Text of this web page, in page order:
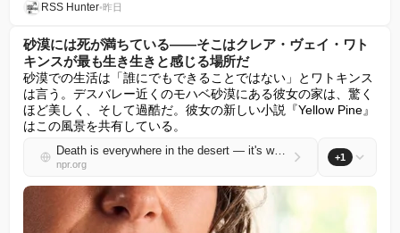
RSS Hunter•昨日
砂漠には死が満ちている――そこはクレア・ヴェイ・ワト
キンスが最も生き生きと感じる場所だ
砂漠での生活は「誰にでもできることではない」とワトキンス
は言う。デスバレー近くのモハベ砂漠にある彼女の家は、驚く
ほど美しく、そして過酷だ。彼女の新しい小説『Yellow Pine』
はこの風景を共有している。
Death is everywhere in the desert — it's where Claire Vaye Watkins feels most alive
npr.org
+1